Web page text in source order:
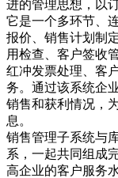
进的管理思想，以
它是一个多环节、
报价、销售计划制
用检查、客户签收
红冲发票处理、客
务。通过该系统企
销售和获利情况，
息。
销售管理子系统与
系，一起共同组成
高企业的客户服务